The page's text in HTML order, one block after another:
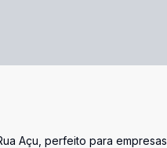
Açu, perfeito para empresas